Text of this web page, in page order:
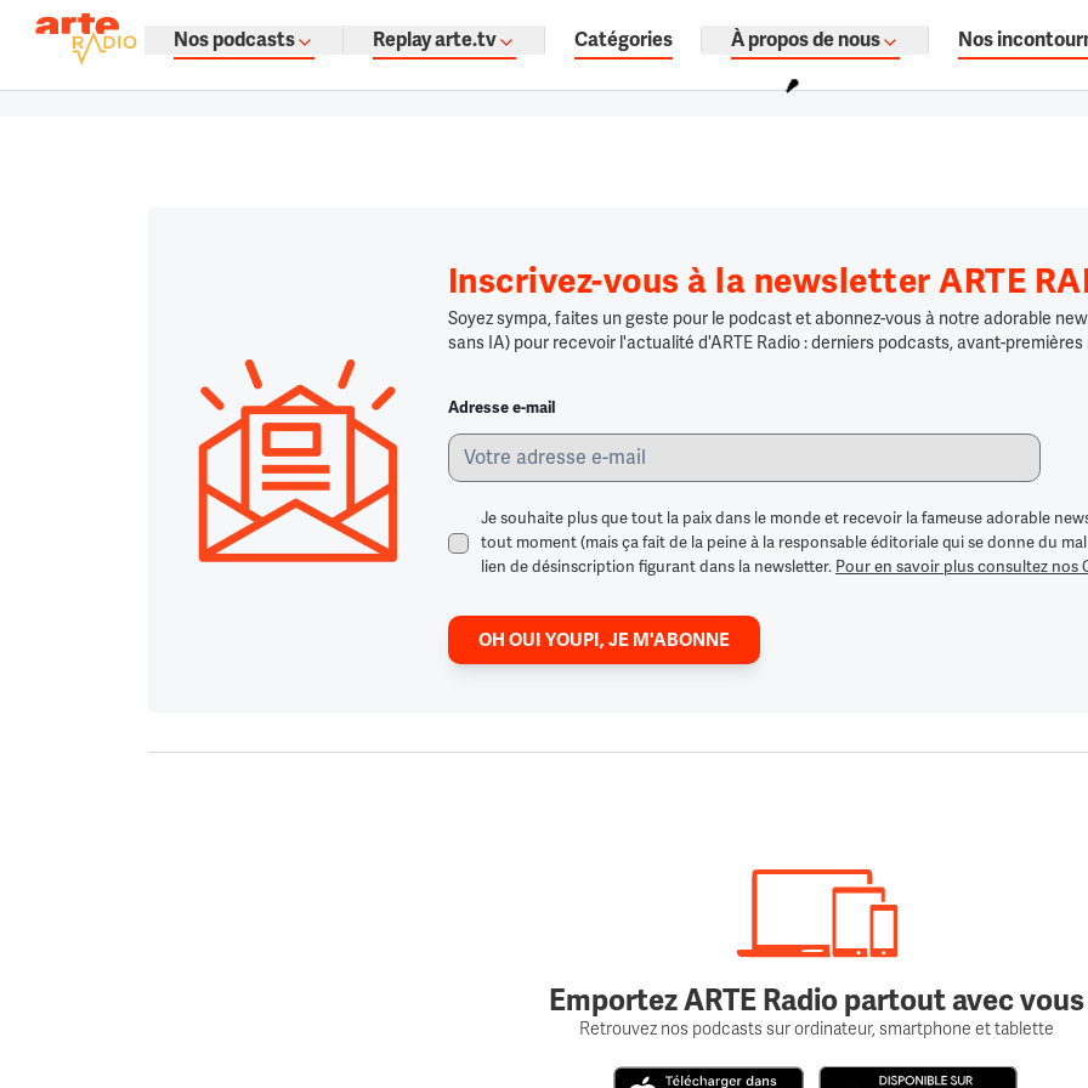
Retour à la page d'accueil
La fine fleur du podcast par ARTE
Podcasts à gogo : émissions, témoignages, documentaires audio.
Nos podcasts Replay arte.tv Catégories À propos de nous Nos
Inscrivez-vous à la newsletter ARTE
Soyez sympa, faites un geste pour le podcast et abonnez-vous à notre adorable
sans IA) pour recevoir l'actualité d'ARTE Radio : derniers podcasts, avant-
Adresse e-mail
Je souhaite plus que tout la paix dans le monde et recevoir la fameuse adorable
tout moment (mais ça fait de la peine à la responsable éditoriale qui se donne du
lien de désinscription figurant dans la newsletter. Pour en savoir plus consultez nos
OH OUI YOUPI, JE M'ABONNE
Emportez ARTE Radio partout avec vous
Retrouvez nos podcasts sur ordinateur, smartphone et tablette